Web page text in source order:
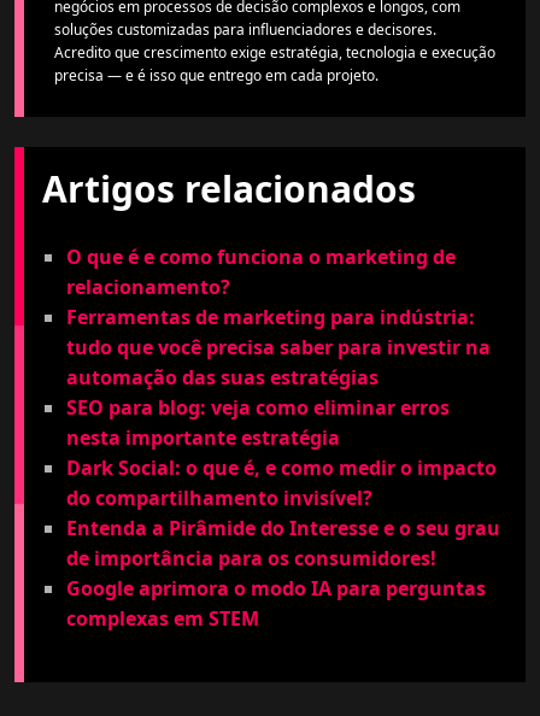
negócios em processos de decisão complexos e longos, com
soluções customizadas para influenciadores e decisores.
Acredito que crescimento exige estratégia, tecnologia e execução
precisa — e é isso que entrego em cada projeto.
Artigos relacionados
O que é e como funciona o marketing de
relacionamento?
Ferramentas de marketing para indústria:
tudo que você precisa saber para investir na
automação das suas estratégias
SEO para blog: veja como eliminar erros
nesta importante estratégia
Dark Social: o que é, e como medir o impacto
do compartilhamento invisível?
Entenda a Pirâmide do Interesse e o seu grau
de importância para os consumidores!
Google aprimora o modo IA para perguntas
complexas em STEM